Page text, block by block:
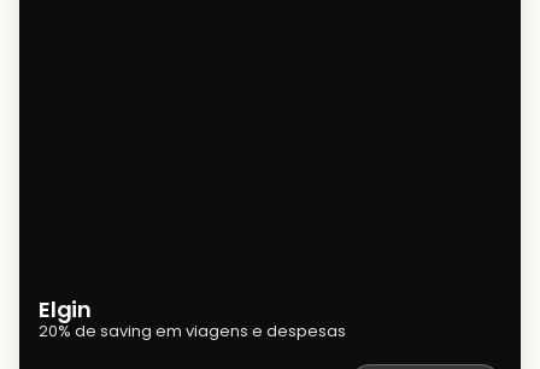
Elgin
20% de saving em viagens e despesas